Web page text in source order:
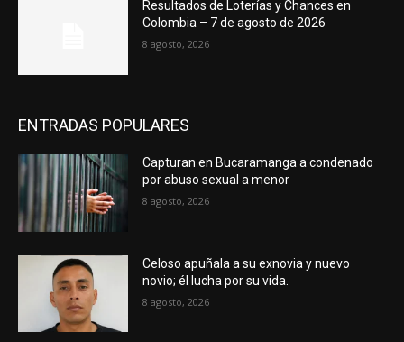
Resultados de Loterías y Chances en
Colombia – 7 de agosto de 2026
8 agosto, 2026
ENTRADAS POPULARES
Capturan en Bucaramanga a condenado
por abuso sexual a menor
8 agosto, 2026
Celoso apuñala a su exnovia y nuevo
novio; él lucha por su vida.
8 agosto, 2026